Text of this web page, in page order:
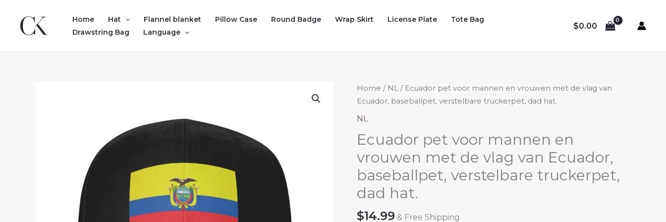
content
Home Hat Flannel blanket Pillow Case Round Badge Wrap Skirt License Plate
Tote Bag
Drawstring Bag
Language
$0.00
Home / NL / Ecuador pet voor mannen en vrouwen met de vlag van
Ecuador, baseballpet, verstelbare truckerpet, dad hat.
NL
Ecuador pet voor mannen en
vrouwen met de vlag van Ecuador,
baseballpet, verstelbare truckerpet,
dad hat.
$14.99 & Free Shipping